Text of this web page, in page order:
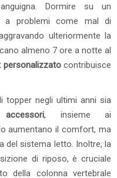
Dormire su un
a problemi come mal di
ulteriormente la
almeno 7 ore a notte al
contribuisce
topper negli ultimi anni sia
accessori, insieme ai
aumentano il comfort, ma
del sistema letto. Inoltre, la
di riposo, è cruciale
della colonna vertebrale